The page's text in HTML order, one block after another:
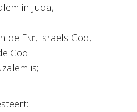
in Juda,-
de Ene, Israëls God,
God
is;